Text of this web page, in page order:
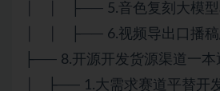
│ │ ├── 5.音色复刻大模型
│ │ ├── 6.视频导出口播稿
├── 8.开源开发货源渠道一本
│ ├── 1.大需求赛道平替开